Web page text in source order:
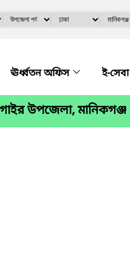
ঊর্ধ্বতন অফিস ই-সেবা
উপজেলা, মানিকগঞ্জ